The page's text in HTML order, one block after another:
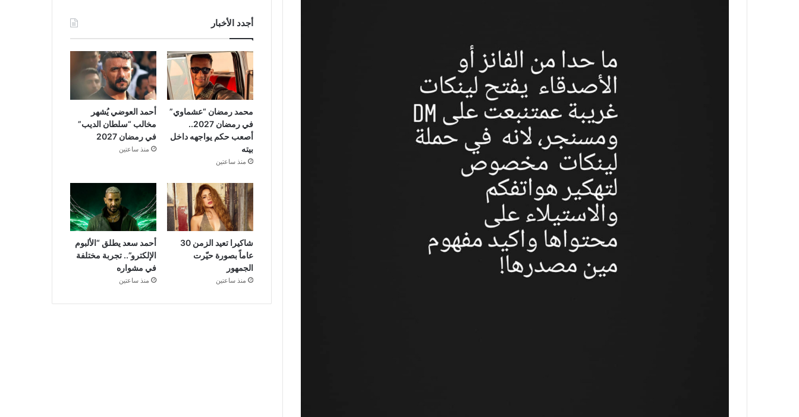
أجدد الأخبار
محمد رمضان “عشماوي”
في رمضان 2027..
أصعب حكم يواجهه داخل
بيته
منذ ساعتين
أحمد العوضي يُشهر
مخالب “سلطان الديب”
في رمضان 2027
منذ ساعتين
شاكيرا تعيد الزمن 30
عاماً بصورة حيّرت
الجمهور
منذ ساعتين
أحمد سعد يطلق “الألبوم
الإلكترو”.. تجربة مختلفة
في مشواره
منذ ساعتين